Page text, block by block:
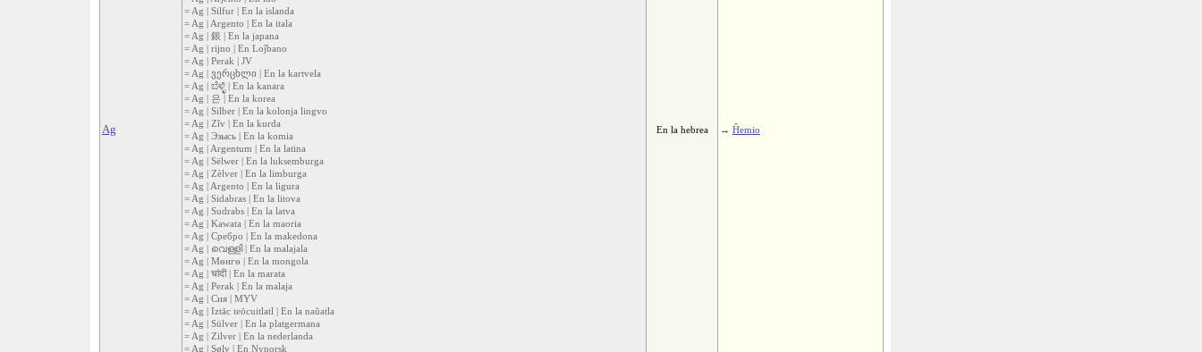
Ag
= Ag | Silfur | En la islanda
= Ag | Argento | En la itala
= Ag | 銀 | En la japana
= Ag | rijno | En Loĵbano
= Ag | Perak | JV
= Ag | ვერცხლი | En la kartvela
= Ag | ಬೆಳ್ಳಿ | En la kanara
= Ag | 은 | En la korea
= Ag | Silber | En la kolonja lingvo
= Ag | Zîv | En la kurda
= Ag | Эзысь | En la komia
= Ag | Argentum | En la latina
= Ag | Sëlwer | En la luksemburga
= Ag | Zèlver | En la limburga
= Ag | Argento | En la ligura
= Ag | Sidabras | En la litova
= Ag | Sudrabs | En la latva
= Ag | Kawata | En la maoria
= Ag | Сребро | En la makedona
= Ag | വെള്ളി | En la malajala
= Ag | Мөнгө | En la mongola
= Ag | चांदी | En la marata
= Ag | Perak | En la malaja
= Ag | Сия | MYV
= Ag | Iztāc teōcuitlatl | En la naŭatla
= Ag | Sülver | En la platgermana
= Ag | Zilver | En la nederlanda
= Ag | Sølv | En Nynorsk
En la hebrea → Ĥemio